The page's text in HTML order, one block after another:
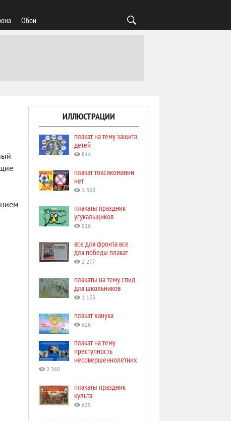
Обои
ИЛЛЮСТРАЦИИ
плакат на тему защита
детей
844
плакат токсикомании
нет
1 363
плакаты праздник
угукальщиков
816
все для фронта все
для победы плакат
2 277
плакаты на тему спид
для школьников
1 153
плакат ханука
626
плакат на тему
преступность
несовершеннолетних
2 360
плакаты праздник
культа
639